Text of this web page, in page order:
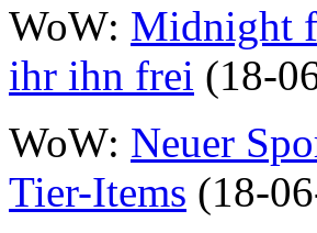
WoW: Midnight
ihr ihn frei (18-
WoW: Neuer
Tier-Items (18-